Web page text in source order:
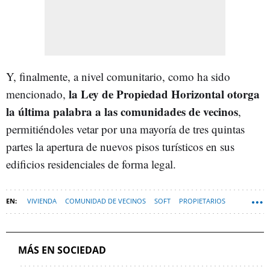
Y, finalmente, a nivel comunitario, como ha sido
mencionado, la Ley de Propiedad Horizontal otorga
la última palabra a las comunidades de vecinos,
permitiéndoles vetar por una mayoría de tres quintas
partes la apertura de nuevos pisos turísticos en sus
edificios residenciales de forma legal.
VIVIENDA COMUNIDAD DE VECINOS SOFT PROPIETARIOS
MÁS EN SOCIEDAD